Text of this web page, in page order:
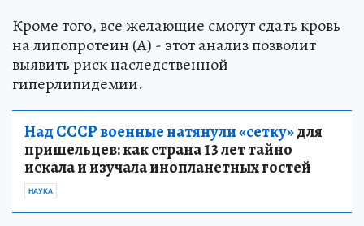
Кроме того, все желающие смогут сдать кровь
на липопротеин (А) - этот анализ позволит
выявить риск наследственной
гиперлипидемии.
Над СССР военные натянули «сетку»для
пришельцев: как страна 13 лет тайно
искала и изучала инопланетных гостей
НАУКА